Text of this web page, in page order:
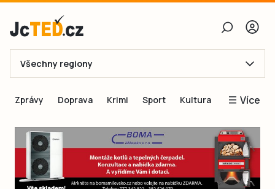
E-mail
Obnovit heslo
Přihlásit se
Všechny regiony
Zprávy Doprava Krimi Sport Kultura Více
Blogy
Inspirace
Čtenáři píší
Speciální přílohy